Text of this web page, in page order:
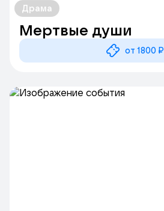
Драма
Мертвые души
от 1800 ₽